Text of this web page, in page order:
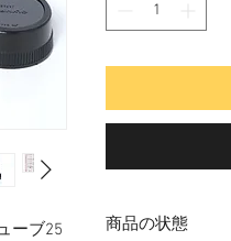
ーブ25
商品の状態